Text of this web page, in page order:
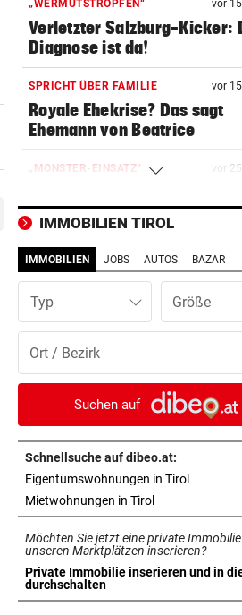
„WERMUTSTROPFEN“ vor
Verletzter Salzburg-Kicker:
Diagnose ist da!
SPRICHT ÜBER FAMILIE vor
Royale Ehekrise? Das sagt
Ehemann von Beatrice
„MONSTER-EINSATZ“ vor
am Spielplatz
PSG WARTET SCHON
WM-Held zeigt Sixpack –
er Barcelona?
AUCH GROSSELTERN TOT vor
Thailand: Teenager richtete
Blutbad in Schule an
vor 33
Stocker-Sager:
sondergleichen!“
„IST NICHT SICHER“
Kinderverbot in Studio: Viel
für Betreiberin
ERHÖHTE WERTE: vor
Der nächste Badesee muss
IMMOBILIEN TIROL
IMMOBILIEN JOBS AUTOS BAZAR
Typ
Suchen auf
Schnellsuche auf dibeo.at:
Eigentumswohnungen in Tirolin neuem
Mietwohnungen in Tirolin neuem Tab
Möchten Sie jetzt eine private
unseren Marktplätzen inserieren?
Private Immobilie inserieren und in
durchschalten
in neuem Tab öffnen